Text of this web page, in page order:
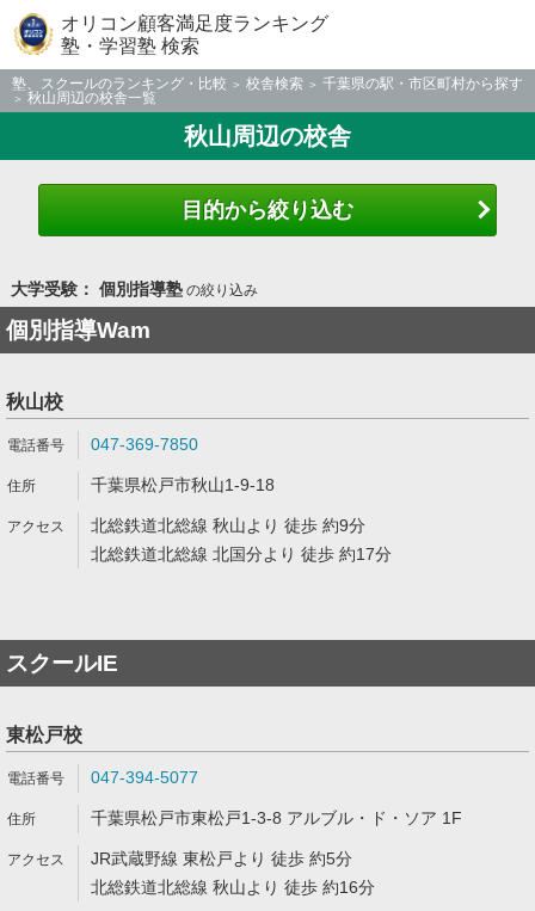
オリコン顧客満足度ランキング
塾・学習塾 検索
塾、スクールのランキング・比較 校舎検索
千葉県の駅・市区町村から探す
秋山周辺の校舎一覧
秋山周辺の校舎
目的から絞り込む
大学受験： 個別指導塾の絞り込み
個別指導Wam
秋山校
047-369-7850
千葉県松戸市秋山1-9-18
北総鉄道北総線 秋山より 徒歩 約9分
北総鉄道北総線 北国分より 徒歩 約17分
スクールIE
東松戸校
047-394-5077
千葉県松戸市東松戸1-3-8 アルブル・ド・ソア 1F
JR武蔵野線 東松戸より 徒歩 約5分
北総鉄道北総線 秋山より 徒歩 約16分